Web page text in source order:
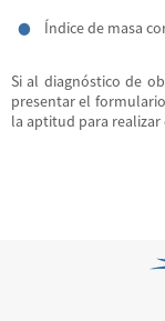
Índice de masa
Si al diagnóstico de
presentar el formulario
la aptitud para realizar